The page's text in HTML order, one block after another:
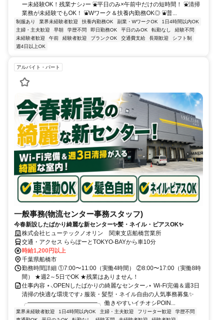
ー未経験OK！残業ナシ♪ー ⛲平日のみ×午前中だけの短時間！ ⛲清掃
業務が未経験でもOK！ ⛲Wワーク＆扶養内勤務OK◎ ⛲普...
制服あり 業界未経験者歓迎 扶養内勤務OK 副業・WワークOK
1日4時間以内OK
主婦・主夫歓迎
早朝 学歴不問 即日勤務OK 平日のみOK 転勤なし
経験不問
未経験者歓迎
午前 経験者歓迎 ブランクOK 交通費支給 長期歓迎
シフト制
週4日以上OK
アルバイト・パート
一般事務(物流センター事務スタッフ)
今春新設したばかり綺麗な新センター✨髪・ネイル・ピアスOK✨
株式会社ヒューテックノオリン 関東支店船橋営業所
交通・アクセス ららぽーとTOKYO-BAYから車10分
時給1,200円以上
千葉県船橋市
勤務時間詳細 ①7:00〜11:00（実働4時間） ②8:00〜17:00（実働8時
間） ★週2～5日でOK ★残業はありません！
仕事内容 ⋆⸜OPENしたばかりの綺麗なセンター⸝⋆ Wi-Fi完備＆週3日
清掃の快適な環境です♪ 服装・髪型・ネイル自由の人気事務募集✨
╭━━━━━━━━━━━━╮ 働きやすいイチオシPOIN...
業界未経験者歓迎 1日4時間以内OK 主婦・主夫歓迎 フリーター歓迎
学歴不問